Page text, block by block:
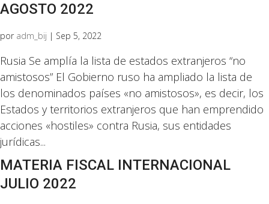
AGOSTO 2022
por adm_bij | Sep 5, 2022
Rusia Se amplía la lista de estados extranjeros “no
amistosos” El Gobierno ruso ha ampliado la lista de
los denominados países «no amistosos», es decir, los
Estados y territorios extranjeros que han emprendido
acciones «hostiles» contra Rusia, sus entidades
jurídicas...
MATERIA FISCAL INTERNACIONAL
JULIO 2022